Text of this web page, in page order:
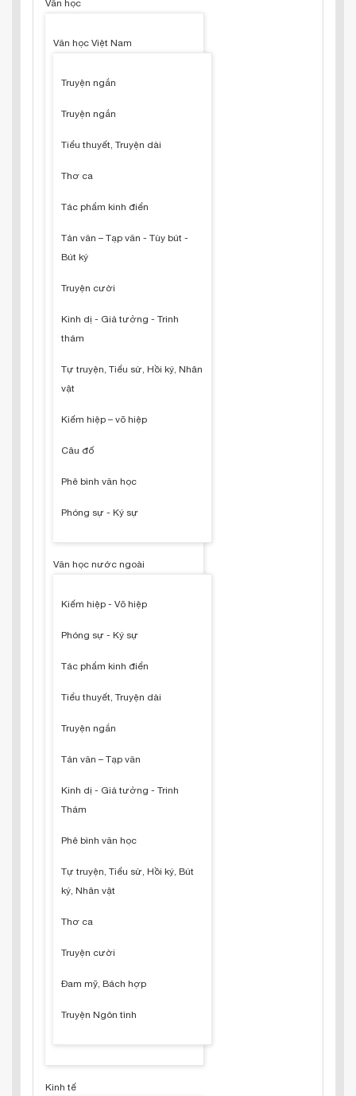
Văn học
Văn học Việt Nam
Truyện ngắn
Truyện ngắn
Tiểu thuyết, Truyện dài
Thơ ca
Tác phẩm kinh điển
Tản văn – Tạp văn - Tùy bút -
Bút ký
Truyện cười
Kinh dị - Giả tưởng - Trinh
thám
Tự truyện, Tiểu sử, Hồi ký, Nhân
vật
Kiếm hiệp – võ hiệp
Câu đố
Phê bình văn học
Phóng sự - Ký sự
Văn học nước ngoài
Kiếm hiệp - Võ hiệp
Phóng sự - Ký sự
Tác phẩm kinh điển
Tiểu thuyết, Truyện dài
Truyện ngắn
Tản văn – Tạp văn
Kinh dị - Giả tưởng - Trinh
Thám
Phê bình văn học
Tự truyện, Tiểu sử, Hồi ký, Bút
ký, Nhân vật
Thơ ca
Truyện cười
Đam mỹ, Bách hợp
Truyện Ngôn tình
Kinh tế